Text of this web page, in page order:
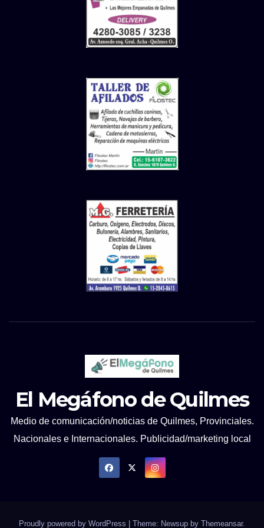
El Megáfono de Quilmes
Medio de comunicación/noticias de Quilmes, Provinciales.
Nacionales e Internacionales. Publicidad/marketing local
Proudly powered by WordPress | Theme: Newsup by Themeansar.